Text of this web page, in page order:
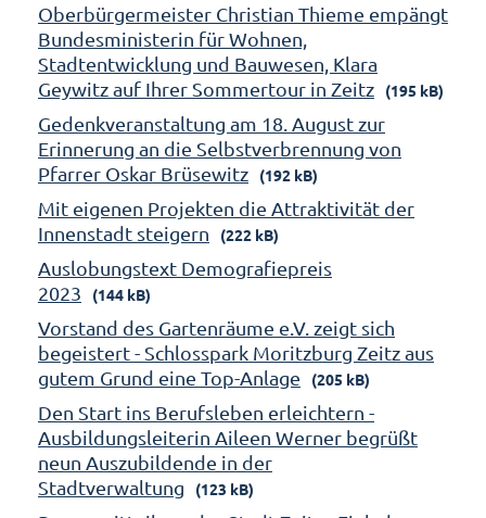
Oberbürgermeister Christian Thieme empängt
Bundesministerin für Wohnen,
Stadtentwicklung und Bauwesen, Klara
Geywitz auf Ihrer Sommertour in Zeitz
(195 kB)
Gedenkveranstaltung am 18. August zur
Erinnerung an die Selbstverbrennung von
Pfarrer Oskar Brüsewitz
(192 kB)
Mit eigenen Projekten die Attraktivität der
Innenstadt steigern
(222 kB)
Auslobungstext Demografiepreis
2023
(144 kB)
Vorstand des Gartenräume e.V. zeigt sich
begeistert - Schlosspark Moritzburg Zeitz aus
gutem Grund eine Top-Anlage
(205 kB)
Den Start ins Berufsleben erleichtern -
Ausbildungsleiterin Aileen Werner begrüßt
neun Auszubildende in der
Stadtverwaltung
(123 kB)